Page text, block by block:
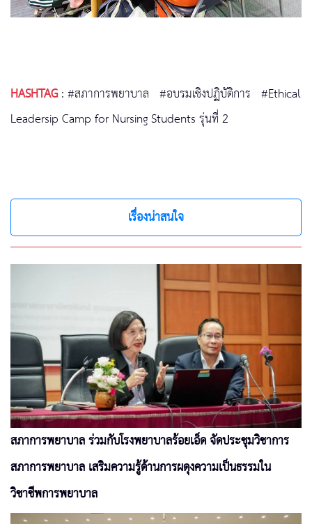
HASHTAG:#สภาการพยาบาล #อบรมเชิงปฏิบัติการ #Ethical
Leadersip Camp for Nursing Students รุ่นที่ 2
เรื่องน่าสนใจ
สภาการพยาบาล ร่วมกับโรงพยาบาลร้อยเอ็ด จัดประชุมวิชาการ
สภาการพยาบาล เสริมความรู้ด้านการผดุงความเป็นธรรมใน
วิชาชีพการพยาบาล